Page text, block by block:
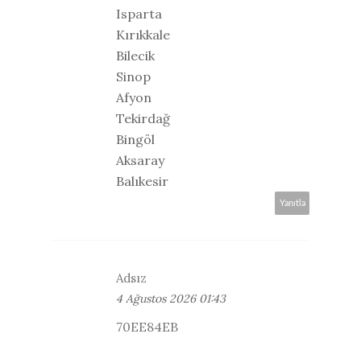
Isparta
Kırıkkale
Bilecik
Sinop
Afyon
Tekirdağ
Bingöl
Aksaray
Balıkesir
Yanıtla
Adsız
4 Ağustos 2026 01:43
70EE84EB